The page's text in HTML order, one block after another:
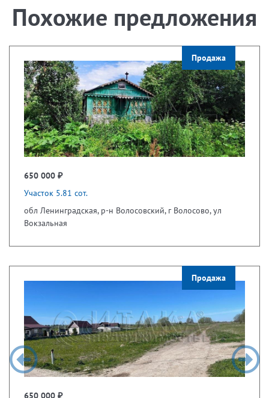
Похожие предложения
Продажа
650 000 ₽
Участок 5.81 сот.
обл Ленинградская, р-н Волосовский, г Волосово, ул
Вокзальная
Продажа
650 000 ₽